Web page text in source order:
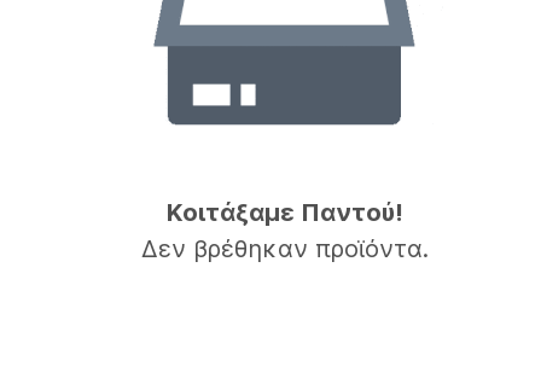
Κοιτάξαμε Παντού!
Δεν βρέθηκαν προϊόντα.